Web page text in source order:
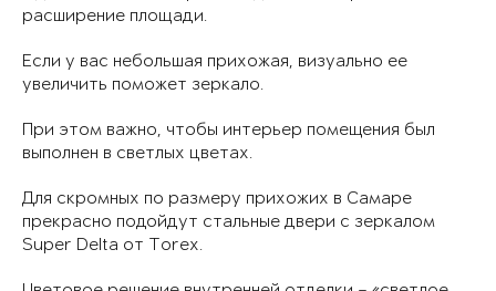
расширение площади.
Если у вас небольшая прихожая, визуально ее
увеличить поможет зеркало.
При этом важно, чтобы интерьер помещения был
выполнен в светлых цветах.
Для скромных по размеру прихожих в Самаре
прекрасно подойдут стальные двери с зеркалом
Super Delta от Torex.